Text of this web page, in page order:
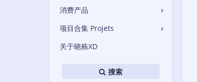
消费产品
项目合集 Projets
关于晓栋XD
搜索